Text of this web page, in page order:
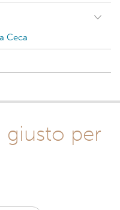
Ceca
giusto per